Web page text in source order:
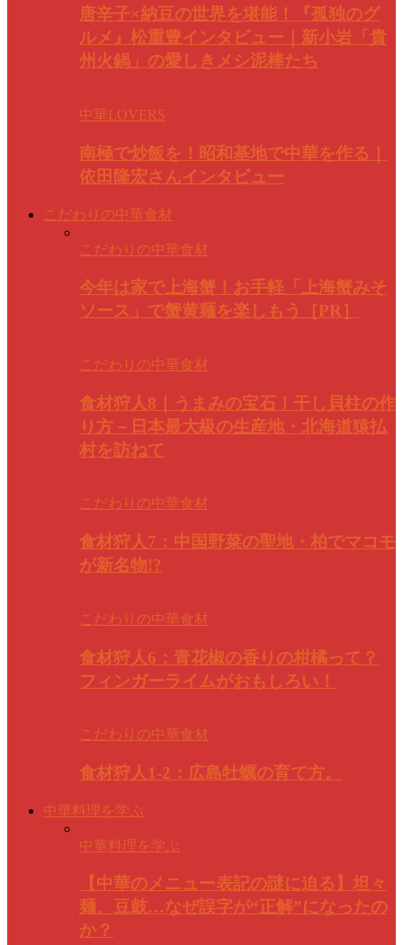
唐辛子×納豆の世界を堪能！『孤独のグ
ルメ』松重豊インタビュー｜新小岩「貴
州火鍋」の愛しきメシ泥棒たち
中華LOVERS
南極で炒飯を！昭和基地で中華を作る｜
依田隆宏さんインタビュー
こだわりの中華食材
こだわりの中華食材
今年は家で上海蟹！お手軽「上海蟹みそ
ソース」で蟹黄麺を楽しもう［PR］
こだわりの中華食材
食材狩人8｜うまみの宝石！干し貝柱の作
り方－日本最大級の生産地・北海道猿払
村を訪ねて
こだわりの中華食材
食材狩人7：中国野菜の聖地・柏でマコモ
が新名物!?
こだわりの中華食材
食材狩人6：青花椒の香りの柑橘って？
フィンガーライムがおもしろい！
こだわりの中華食材
食材狩人1-2：広島牡蠣の育て方。
中華料理を学ぶ
中華料理を学ぶ
【中華のメニュー表記の謎に迫る】坦々
麺、豆鼓…なぜ誤字が“正解”になったの
か？